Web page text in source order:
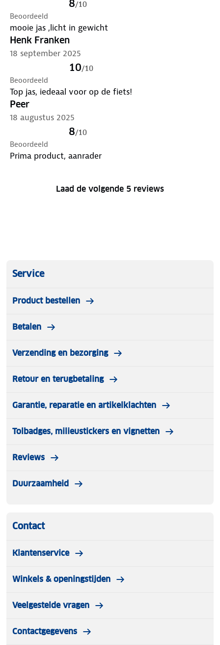
8/10
Beoordeeld
mooie jas ,licht in gewicht
Henk Franken
18 september 2025
10/10
Beoordeeld
Top jas, iedeaal voor op de fiets!
Peer
18 augustus 2025
8/10
Beoordeeld
Prima product, aanrader
Laad de volgende 5 reviews
Service
Product bestellen
Betalen
Verzending en bezorging
Retour en terugbetaling
Garantie, reparatie en artikelklachten
Tolbadges, milieustickers en vignetten
Reviews
Duurzaamheid
Contact
Klantenservice
Winkels & openingstijden
Veelgestelde vragen
Contactgegevens